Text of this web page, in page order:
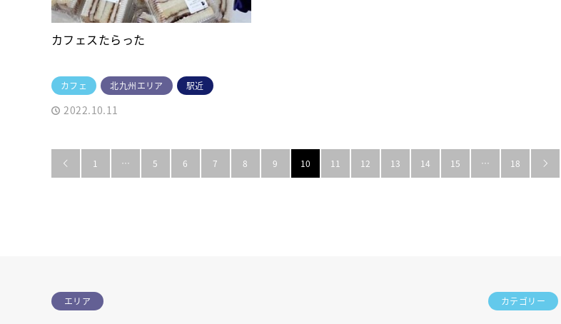
カフェスたらった
カフェ 北九州エリア 駅近
2022.10.11
 1 … 5 6 7 8 9 10 11 12 13 14 15 … 18 
エリア カテゴリー